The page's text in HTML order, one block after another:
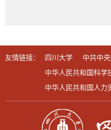
友情链接： 四川大学 中共中
中华人民共和国科学
中华人民共和国人力